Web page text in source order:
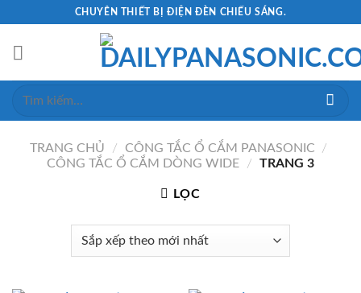
content
CHUYÊN THIẾT BỊ ĐIỆN ĐÈN CHIẾU SÁNG.
Tìm
TRANG CHỦ / CÔNG TẮC Ổ CẮM PANASONIC
/
CÔNG TẮC Ổ CẮM DÒNG WIDE
/ TRANG 3
LỌC